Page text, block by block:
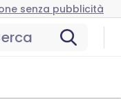
senza pubblicità